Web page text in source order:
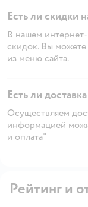
Есть ли скидки
В нашем
скидок. Вы
из меню сайта.
Есть ли
Осуществляем
информацией
и оплата"
Рейтинг и